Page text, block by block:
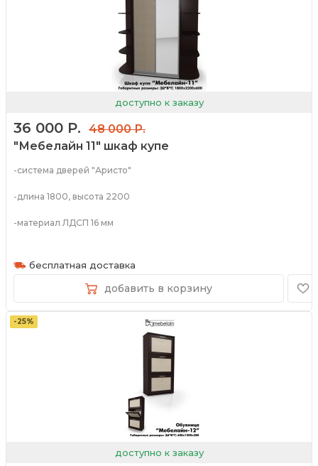
доступно к заказу
36 000 Р.
48 000 Р.
"Мебелайн 11" шкаф купе
-система дверей "Аристо"
-длина 1800, высота 2200
-материал ЛДСП 16 мм
бесплатная доставка
добавить в корзину
доступно к заказу
-25%